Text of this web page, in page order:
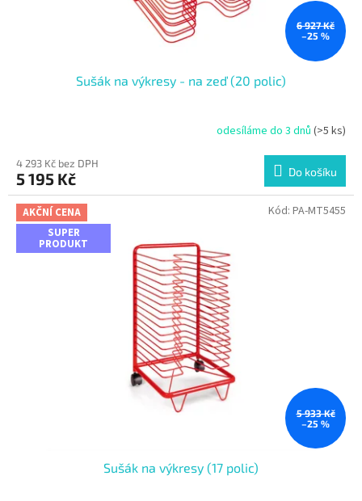
6 927 Kč
–25 %
Sušák na výkresy - na zeď (20 polic)
odesíláme do 3 dnů (>5 ks)
4 293 Kč bez DPH
5 195 Kč Do košíku
AKČNÍ CENA
SUPER
PRODUKT
5 933 Kč
–25 %
Sušák na výkresy (17 polic)
Kód: PA-MT5455